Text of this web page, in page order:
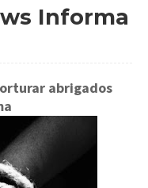
Informa
abrigados